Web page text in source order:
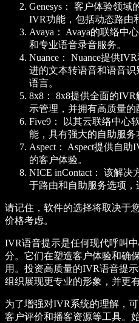
Genesys：
客户体验领域
IVR功能，包括动态路由
Avaya：
Avaya的联络中
和专业语音录音服务。
Nuance：
Nuance提供
进的文本转语音和语音
语言。
8x8：
8x8提供全面的
示管理，并拥有高质量的
Five9：
以其云联络中心
能，具有强大的自助服务
Aspect：
Aspect提供自助
的客户体验。
NICE inContact：
该解决
于路由和自助服务选项，
请记住，软件的选择将取决于
价格考虑。
IVR语音提示是任何现代呼叫
分。它们在塑造客户体验和确
用。投资高质量的IVR语音提
组织展现更专业的形象，并更
为了增强对IVR系统的理解，
客户评价和播客资源等工具。